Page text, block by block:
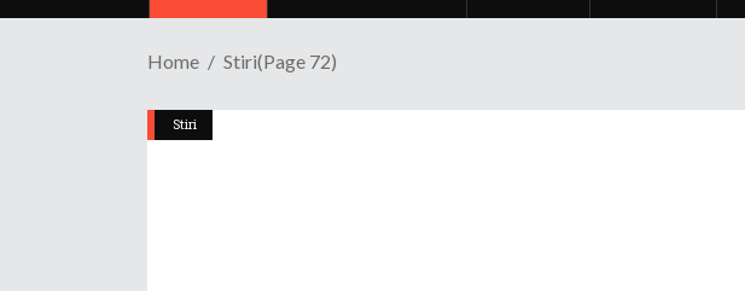
Home Stiri(Page 72)
Stiri